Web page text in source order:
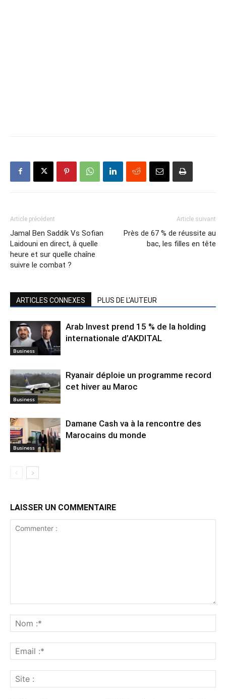
Article précédent
Jamal Ben Saddik Vs Sofian
Laidouni en direct, à quelle
heure et sur quelle chaîne
suivre le combat ?
Article suivant
Près de 67 % de réussite au
bac, les filles en tête
ARTICLES CONNEXES PLUS DE L'AUTEUR
Business
Arab Invest prend 15 % de la holding
internationale d’AKDITAL
Business
Ryanair déploie un programme record
cet hiver au Maroc
Business
Damane Cash va à la rencontre des
Marocains du monde
LAISSER UN COMMENTAIRE